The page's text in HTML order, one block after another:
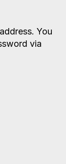
You
via